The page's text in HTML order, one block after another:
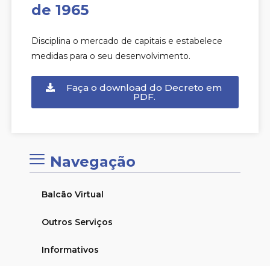
de 1965
Disciplina o mercado de capitais e estabelece
medidas para o seu desenvolvimento.
Faça o download do Decreto em
PDF.
Navegação
Balcão Virtual
Outros Serviços
Informativos